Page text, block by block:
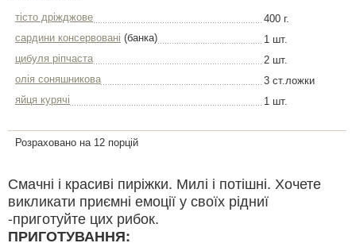
тісто дріжджове
400 г.
сардини консервовані (банка)
1 шт.
цибуля ріпчаста
2 шт.
олія соняшникова
3 ст.ложки
яйця курячі
1 шт.
Розраховано на 12 порцій
Смачні і красиві пиріжки. Милі і потішні. Хочете
викликати приємні емоції у своїх рідниї
-приготуйте цих рибок.
ПРИГОТУВАННЯ: